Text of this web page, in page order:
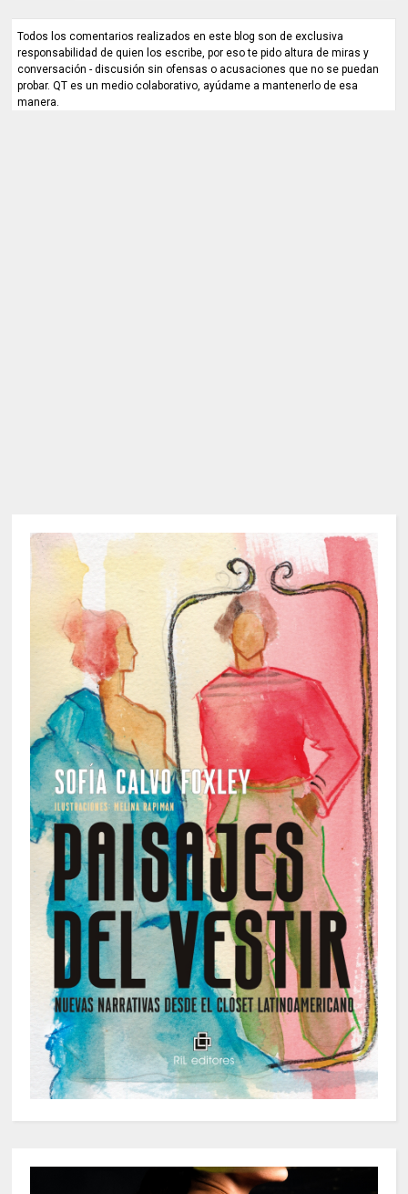
Todos los comentarios realizados en este blog son de exclusiva
responsabilidad de quien los escribe, por eso te pido altura de miras y
conversación - discusión sin ofensas o acusaciones que no se puedan
probar. QT es un medio colaborativo, ayúdame a mantenerlo de esa
manera.